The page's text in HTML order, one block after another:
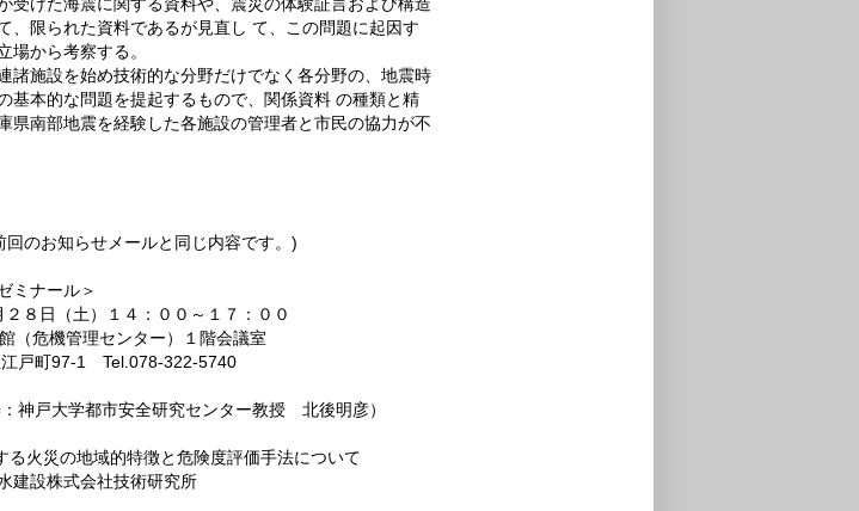
、限られた資料であるが見直し て、この問題に起因す
場から考察する。
諸施設を始め技術的な分野だけでなく各分野の、地震時
基本的な問題を提起するもので、関係資料 の種類と精
県南部地震を経験した各施設の管理者と市民の協力が不
のお知らせメールと同じ内容です。)
ミナール＞
８日（土）１４：００～１７：００
（危機管理センター）１階会議室
97-1 Tel.078-322-5740
神戸大学都市安全研究センター教授 北後明彦）
火災の地域的特徴と危険度評価手法について
株式会社技術研究所